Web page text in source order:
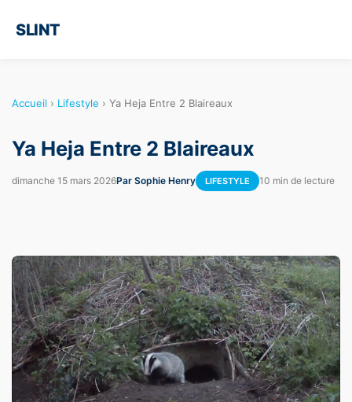
SLINT
Accueil › Lifestyle › Ya Heja Entre 2 Blaireaux
Ya Heja Entre 2 Blaireaux
dimanche 15 mars 2026Par Sophie Henry LIFESTYLE 10 min de lecture